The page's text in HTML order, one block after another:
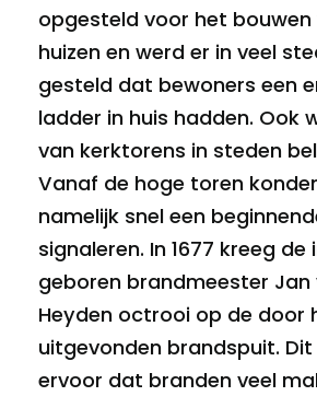
opgesteld voor het
huizen en werd er in veel
gesteld dat bewoners een
ladder in huis hadden. Ook
van kerktorens in steden
Vanaf de hoge toren
namelijk snel een
signaleren. In 1677 kreeg de
geboren brandmeester Jan
Heyden octrooi op de door
uitgevonden brandspuit.
ervoor dat branden veel